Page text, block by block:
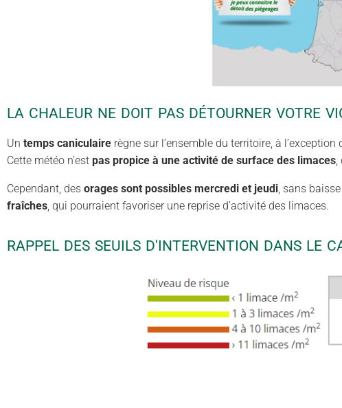
LA CHALEUR NE DOIT PAS DÉTOURNER VOTRE
Un temps caniculaire règne sur l’ensemble du territoire, à
Cette météo n’est pas propice à une activité de surface des limaces,
Cependant, des orages sont possibles mercredi et jeudi, sans
fraîches, qui pourraient favoriser une reprise d’activité des limaces.
RAPPEL DES SEUILS D'INTERVENTION DANS LE